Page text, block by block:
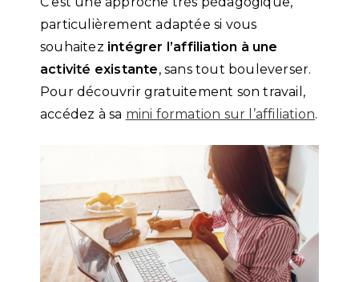
particulièrement adaptée si vous
souhaitez intégrer l’affiliation à une
activité existante, sans tout bouleverser.
Pour découvrir gratuitement son travail,
accédez à sa mini formation sur l’affiliation.